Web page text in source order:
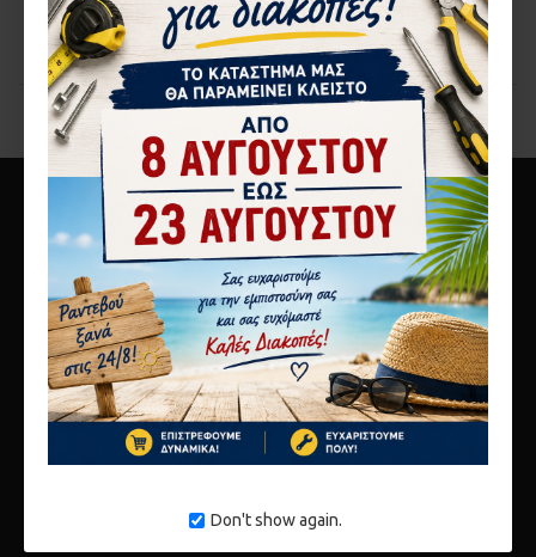
Don't show again.
Αγορά Αγορά
You have reached the end of the list.
10ο χλμ Αθηνών Λαμίας
Μεταμόρφωση 14451
τηλ 2117808440